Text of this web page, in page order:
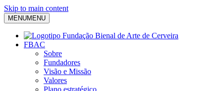
Skip to main content
MENUMENU
FBAC
Sobre
Fundadores
Visão e Missão
Valores
Plano estratégico